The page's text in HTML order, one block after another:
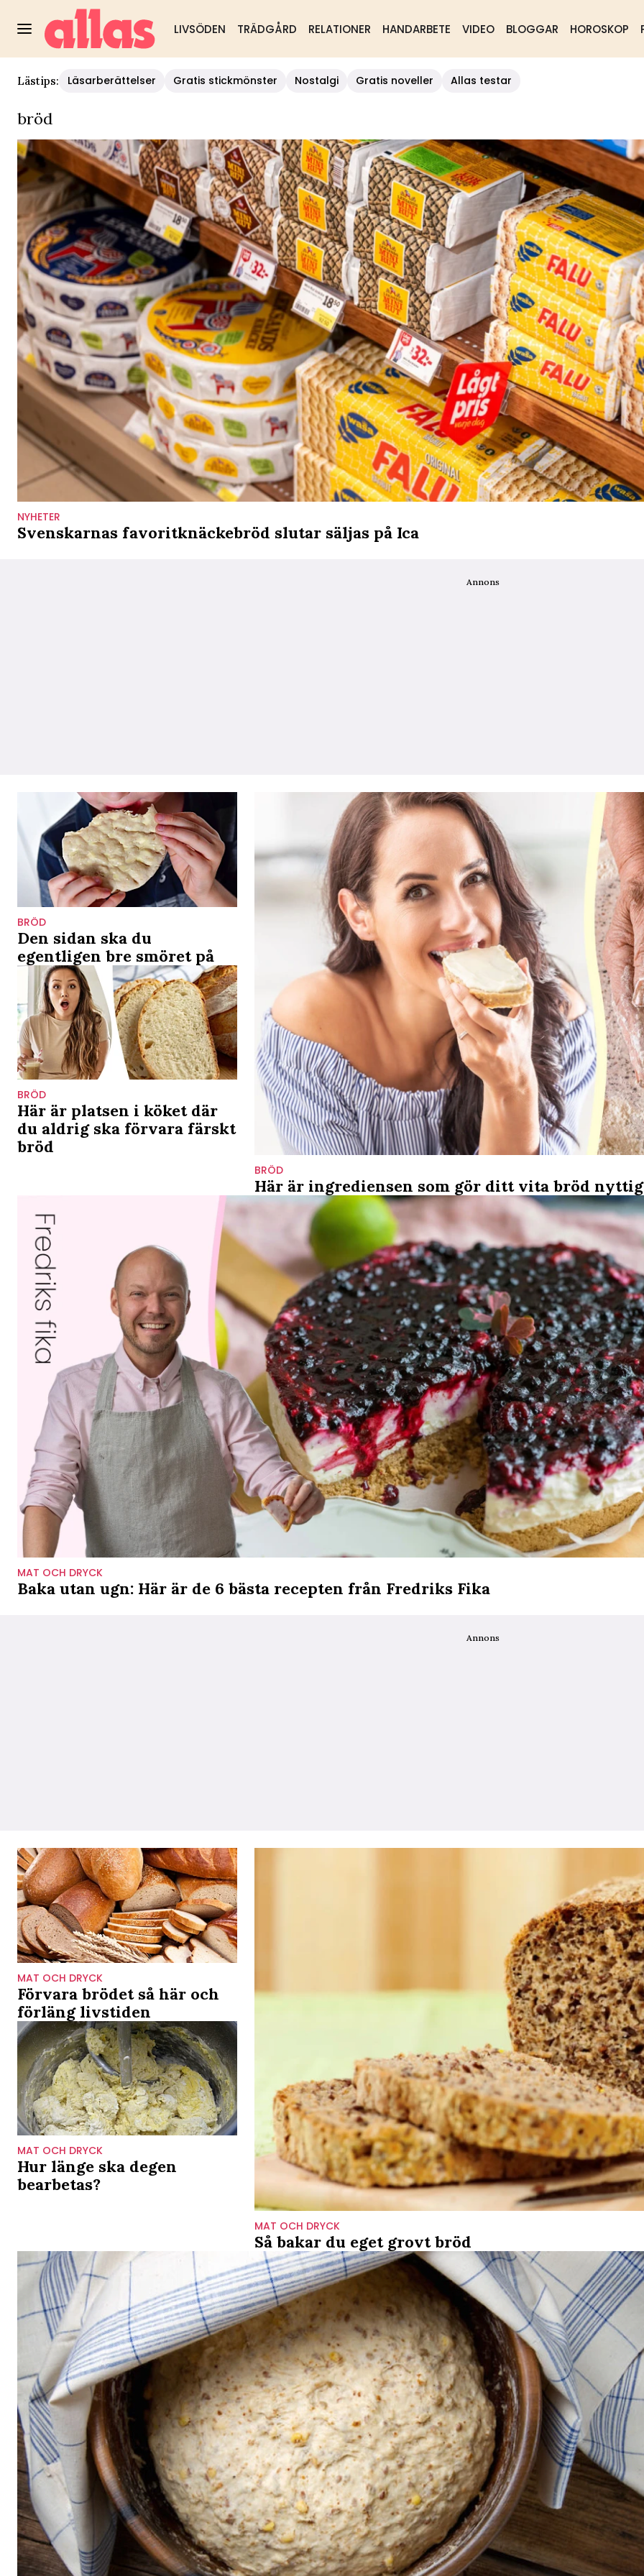
LIVSÖDEN TRÄDGÅRD RELATIONER HANDARBETE VIDEO BLOGGAR HOROSKOP
Lästips: Läsarberättelser Gratis stickmönster Nostalgi Gratis noveller Allas testar
bröd
NYHETER
Svenskarnas favoritknäckebröd slutar säljas på Ica
Annons
BRÖD
Den sidan ska du
egentligen bre smöret på
BRÖD
Här är platsen i köket där
du aldrig ska förvara färskt
bröd
BRÖD
Här är ingrediensen som gör ditt vita bröd
MAT OCH DRYCK
Baka utan ugn: Här är de 6 bästa recepten från Fredriks Fika
Annons
MAT OCH DRYCK
Förvara brödet så här och
förläng livstiden
MAT OCH DRYCK
Hur länge ska degen
bearbetas?
MAT OCH DRYCK
Så bakar du eget grovt bröd